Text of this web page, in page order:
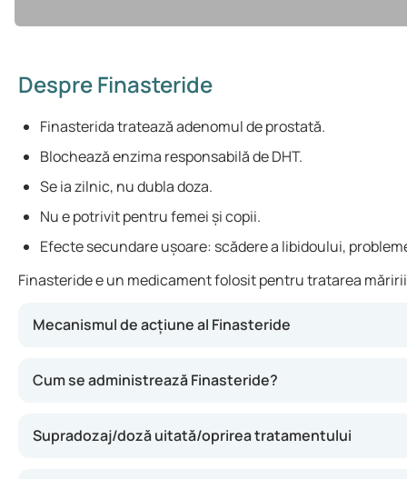
Despre Finasteride
Finasterida tratează adenomul de prostată.
Blochează enzima responsabilă de DHT.
Se ia zilnic, nu dubla doza.
Nu e potrivit pentru femei și copii.
Efecte secundare ușoare: scădere a libidoului,
Finasteride e un medicament folosit pentru tratarea
Mecanismul de acțiune al Finasteride
Cum se administrează Finasteride?
Supradozaj/doză uitată/oprirea tratamentului